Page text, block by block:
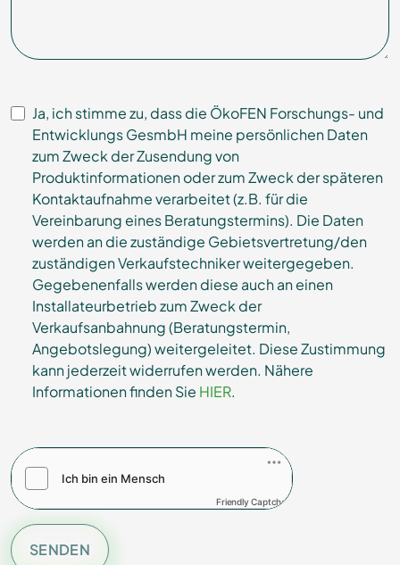
Ja, ich stimme zu, dass die ÖkoFEN Forschungs- und
Entwicklungs GesmbH meine persönlichen Daten
zum Zweck der Zusendung von
Produktinformationen oder zum Zweck der späteren
Kontaktaufnahme verarbeitet (z.B. für die
Vereinbarung eines Beratungstermins). Die Daten
werden an die zuständige Gebietsvertretung/den
zuständigen Verkaufstechniker weitergegeben.
Gegebenenfalls werden diese auch an einen
Installateurbetrieb zum Zweck der
Verkaufsanbahnung (Beratungstermin,
Angebotslegung) weitergeleitet. Diese Zustimmung
kann jederzeit widerrufen werden. Nähere
Informationen finden Sie HIER.
Friendly Captcha
SENDEN